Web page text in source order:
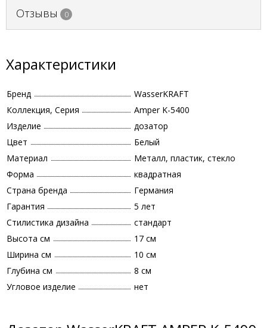
Отзывы 0
Характеристики
Бренд
WasserKRAFT
Коллекция, Серия
Amper K-5400
Изделие
дозатор
Цвет
Белый
Материал
Металл, пластик, стекло
Форма
квадратная
Страна бренда
Германия
Гарантия
5 лет
Стилистика дизайна
стандарт
Высота см
17 см
Ширина см
10 см
Глубина см
8 см
Угловое изделие
нет